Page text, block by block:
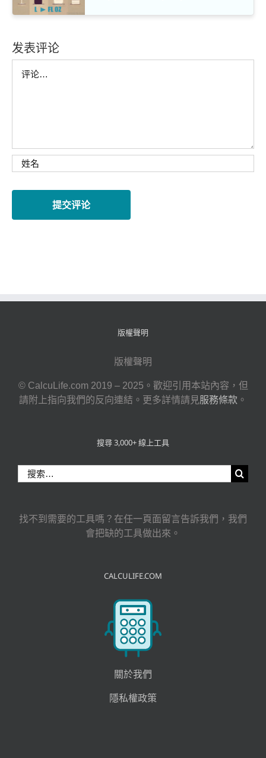
发表评论
版權聲明
版權聲明
© CalcuLife.com 2019 – 2025。歡迎引用本站內容，但
請附上指向我們的反向連結。更多詳情請見服務條款 。
搜尋 3,000+ 線上工具
索
果：
找不到需要的工具嗎？在任一頁面留言告訴我們，我們
會把缺的工具做出來。
CALCULIFE.COM
關於我們
隱私權政策